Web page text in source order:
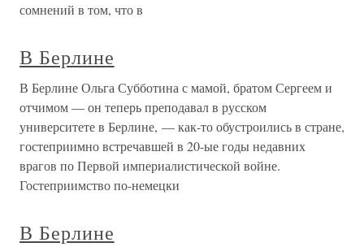
сомнений в том, что в
В Берлине
В Берлине Ольга Субботина с мамой, братом Сергеем и
отчимом — он теперь преподавал в русском
университете в Берлине, — как-то обустроились в стране,
гостеприимно встречавшей в 20-ые годы недавних
врагов по Первой империалистической войне.
Гостеприимство по-немецки
В Берлине